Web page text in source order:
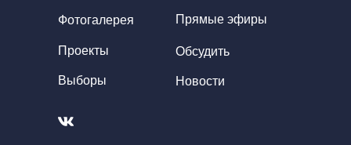
Фотогалерея
Проекты Обсудить
Прямые эфиры
Новости
Выборы